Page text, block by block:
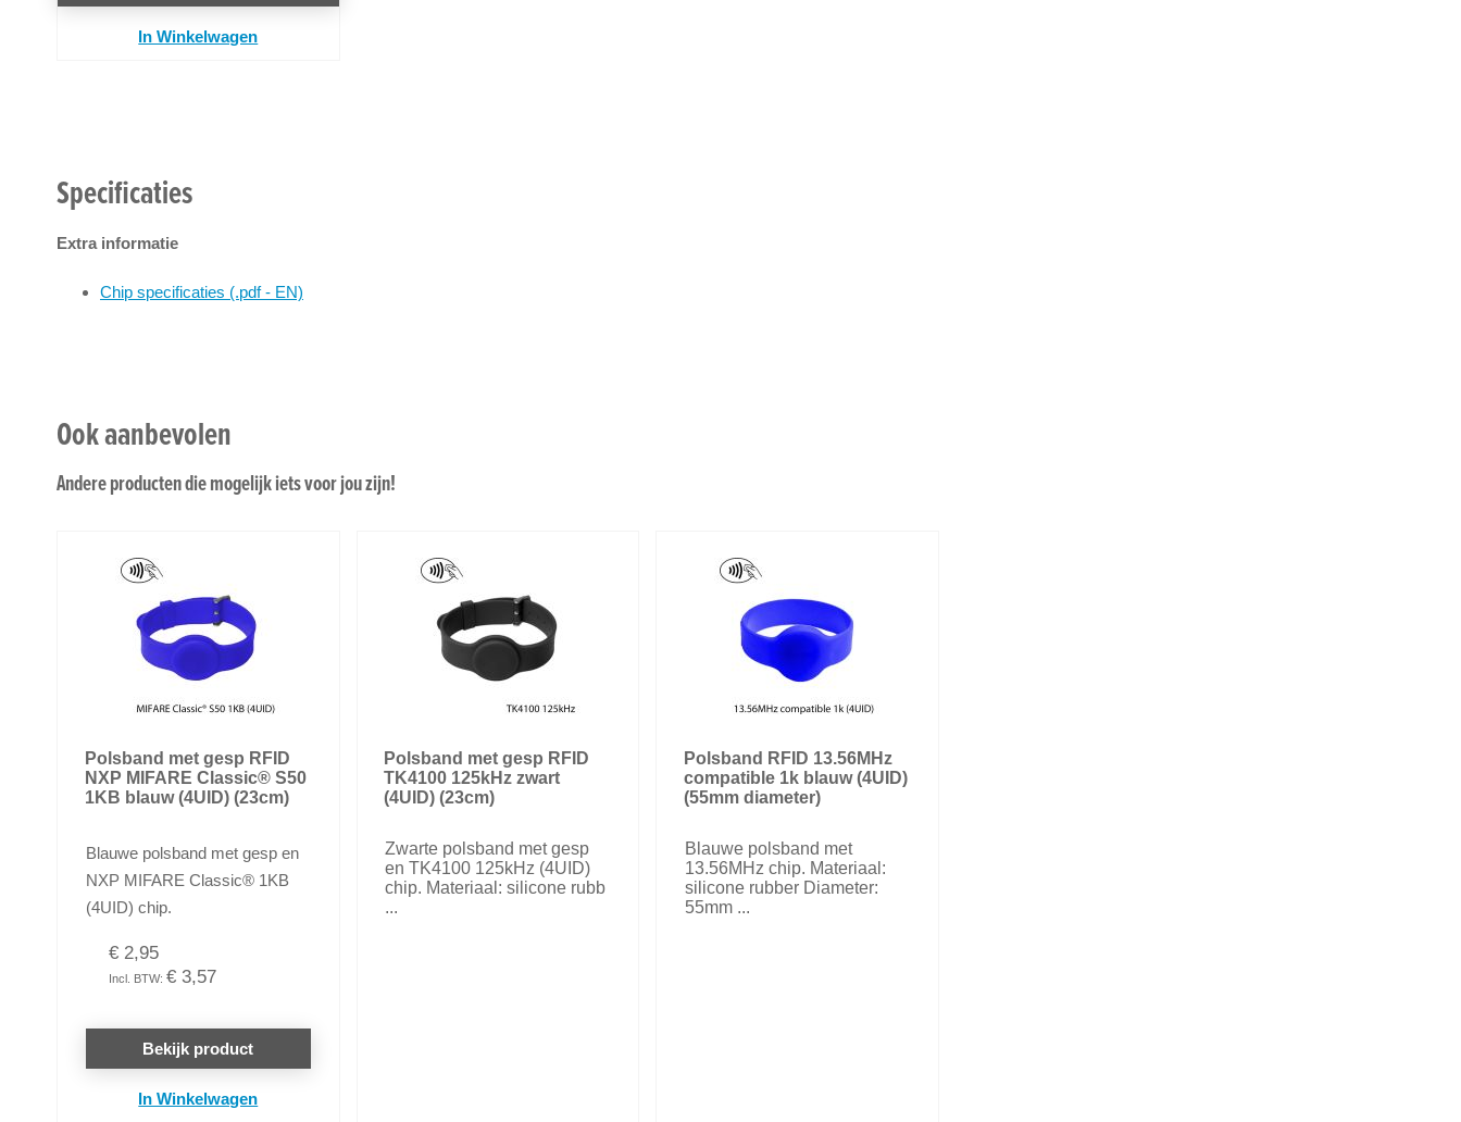
In Winkelwagen
Specificaties
Extra informatie
Chip specificaties (.pdf - EN)
Ook aanbevolen
Andere producten die mogelijk iets voor jou zijn!
Polsband met gesp RFID
NXP MIFARE Classic® S50
1KB blauw (4UID) (23cm)
Blauwe polsband met gesp en
NXP MIFARE Classic® 1KB
(4UID) chip.
€ 2,95
€ 3,57
Bekijk product
In Winkelwagen
Polsband met gesp RFID
TK4100 125kHz zwart
(4UID) (23cm)
Zwarte polsband met gesp
en TK4100 125kHz (4UID)
chip. Materiaal: silicone rubb
...
Polsband RFID 13.56MHz
compatible 1k blauw (4UID)
(55mm diameter)
Blauwe polsband met
13.56MHz chip. Materiaal:
silicone rubber Diameter:
55mm ...